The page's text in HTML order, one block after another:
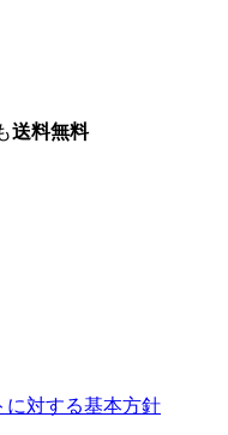
送料無料
に対する基本方針